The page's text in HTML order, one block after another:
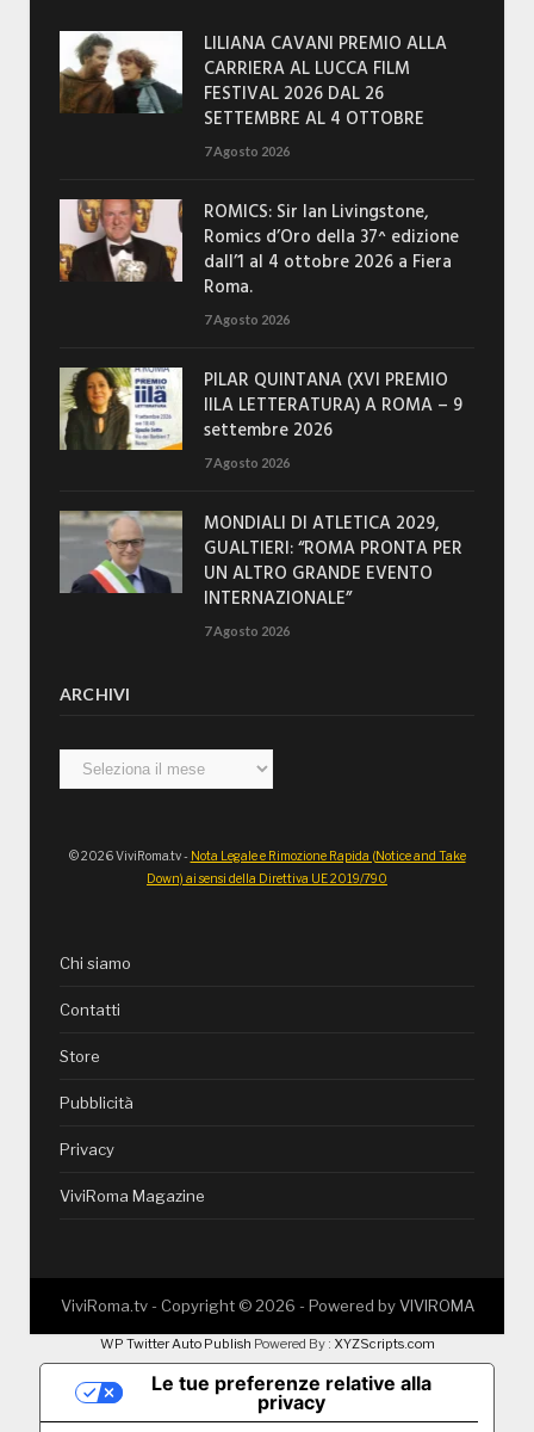
LILIANA CAVANI PREMIO ALLA
CARRIERA AL LUCCA FILM
FESTIVAL 2026 DAL 26
SETTEMBRE AL 4 OTTOBRE
7 Agosto 2026
ROMICS: Sir Ian Livingstone,
Romics d’Oro della 37^ edizione
dall’1 al 4 ottobre 2026 a Fiera
Roma.
7 Agosto 2026
PILAR QUINTANA (XVI PREMIO
IILA LETTERATURA) A ROMA – 9
settembre 2026
7 Agosto 2026
MONDIALI DI ATLETICA 2029,
GUALTIERI: “ROMA PRONTA PER
UN ALTRO GRANDE EVENTO
INTERNAZIONALE”
7 Agosto 2026
ARCHIVI
Archivi
© 2026 ViviRoma.tv - Nota Legale e Rimozione Rapida (Notice and Take
Down) ai sensi della Direttiva UE 2019/790
Chi siamo
Contatti
Store
Pubblicità
Privacy
ViviRoma Magazine
ViviRoma.tv - Copyright ©2026 - Powered byVIVIROMA
WP Twitter Auto Publish Powered By : XYZScripts.com
Le tue preferenze relative alla
privacy